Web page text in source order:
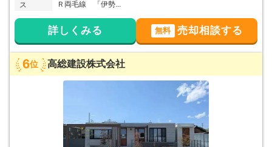
ス Ｒ両毛線 「伊勢...
詳しくみる 無料 売却相談する
6位 高総建設株式会社